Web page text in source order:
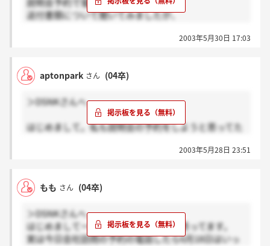
送付書類について聞いてみましたが、
2003年5月30日 17:03
aptonpark さん (04卒)
＞DSNKさんへ
はじめまして。私も説明会の予約をしようと思ってた
私は説明会出てから送ろうと思っているんですが。
請求した資料に詳しい応募方法が載ってるものだと思
きか説明会の後出すべきか、正直決め兼ねています。
みなさんはもう提出されたんでしょうか？
2003年5月28日 23:51
もも さん (04卒)
＞DSNKさんへ
はじめましてー。私もここ受けようと思ってます。
実は今日会社訪問の予約の電話したら6月18日はいっ